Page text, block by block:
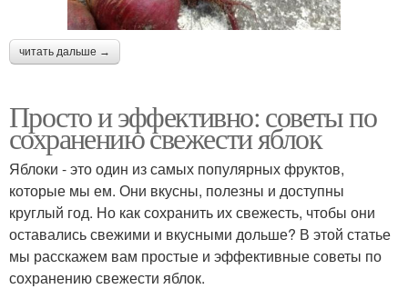
читать дальше →
Просто и эффективно: советы по
сохранению свежести яблок
Яблоки - это один из самых популярных фруктов,
которые мы ем. Они вкусны, полезны и доступны
круглый год. Но как сохранить их свежесть, чтобы они
оставались свежими и вкусными дольше? В этой статье
мы расскажем вам простые и эффективные советы по
сохранению свежести яблок.